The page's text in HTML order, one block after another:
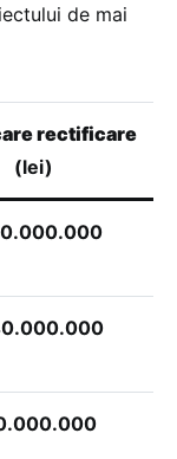
de mai
rectificare
(lei)